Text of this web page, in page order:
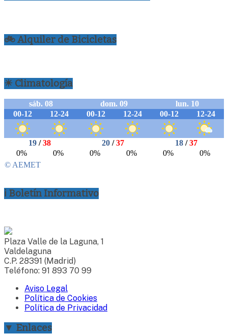
🚲 Alquiler de Bicicletas
☀ Climatología
ℹ Boletín Informativo
Plaza Valle de la Laguna, 1
Valdelaguna
C.P. 28391 (Madrid)
Teléfono: 91 893 70 99
Aviso Legal
Política de Cookies
Política de Privacidad
▼ Enlaces